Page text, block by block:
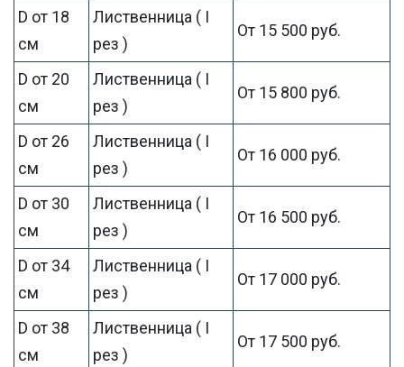
D от 18
см
Лиственница ( I
рез )
От 15 500 руб.
D от 20
см
Лиственница ( I
рез )
От 15 800 руб.
D от 26
см
Лиственница ( I
рез )
От 16 000 руб.
D от 30
см
Лиственница ( I
рез )
От 16 500 руб.
D от 34
см
Лиственница ( I
рез )
От 17 000 руб.
D от 38
см
Лиственница ( I
рез )
От 17 500 руб.